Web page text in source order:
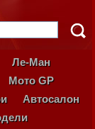
Ле-Ман
Мото GP
Автосалон